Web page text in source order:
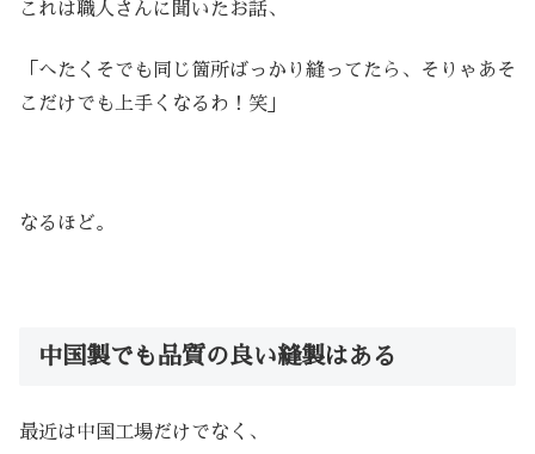
これは職人さんに聞いたお話、
「へたくそでも同じ箇所ばっかり縫ってたら、そりゃあそ
こだけでも上手くなるわ！笑」
なるほど。
中国製でも品質の良い縫製はある
最近は中国工場だけでなく、